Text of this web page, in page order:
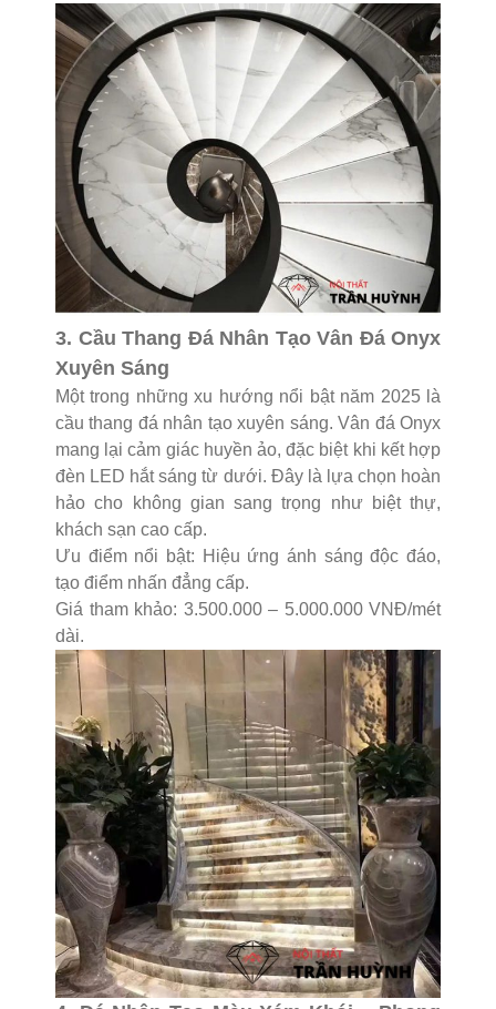
3. Cầu Thang Đá Nhân Tạo Vân Đá Onyx
Xuyên Sáng
Một trong những xu hướng nổi bật năm 2025 là
cầu thang đá nhân tạo xuyên sáng. Vân đá Onyx
mang lại cảm giác huyền ảo, đặc biệt khi kết hợp
đèn LED hắt sáng từ dưới. Đây là lựa chọn hoàn
hảo cho không gian sang trọng như biệt thự,
khách sạn cao cấp.
Ưu điểm nổi bật: Hiệu ứng ánh sáng độc đáo,
tạo điểm nhấn đẳng cấp.
Giá tham khảo: 3.500.000 – 5.000.000 VNĐ/mét
dài.